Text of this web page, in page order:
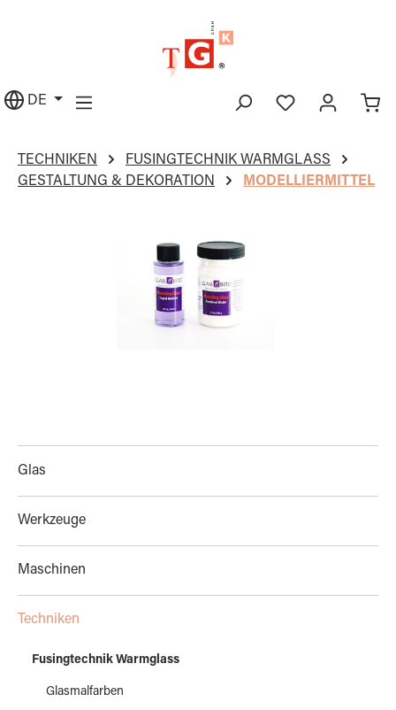
DE
TECHNIKEN
FUSINGTECHNIK WARMGLASS
GESTALTUNG & DEKORATION
MODELLIERMITTEL
Glas
Werkzeuge
Maschinen
Techniken
Fusingtechnik Warmglass
Glasmalfarben